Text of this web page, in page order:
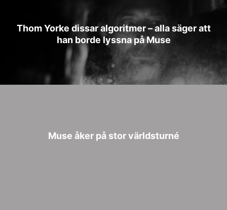
Thom Yorke dissar algoritmer – alla säger att
han borde lyssna på Muse
Muse åker på stor världsturné